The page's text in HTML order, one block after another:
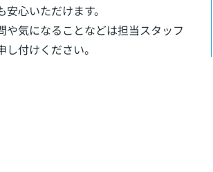
安心いただけます。
や気になることなどは担当スタッフ
し付けください。